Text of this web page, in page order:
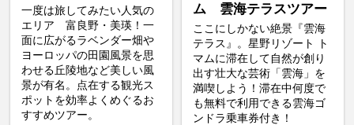
一度は旅してみたい人気の
エリア 富良野・美瑛！一
面に広がるラベンダー畑や
ヨーロッパの田園風景を思
わせる丘陵地など美しい風
景が有名。点在する観光ス
ポットを効率よくめぐるお
すすめツアー。
ム 雲海テラスツアー
ここにしかない絶景『雲海
テラス』。星野リゾート ト
マムに滞在して自然が創り
出す壮大な芸術「雲海」を
満喫しよう！滞在中何度で
も無料で利用できる雲海ゴ
ンドラ乗車券付き！